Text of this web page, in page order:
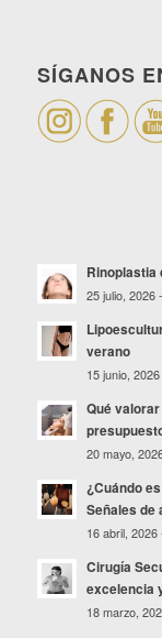
SÍGANOS
Rinoplastia
25 julio, 2026
verano
15 junio,
Qué
20 mayo,
¿Cuándo
Señales de
16 abril, 2026
Cirugía
excelencia
18 marzo,